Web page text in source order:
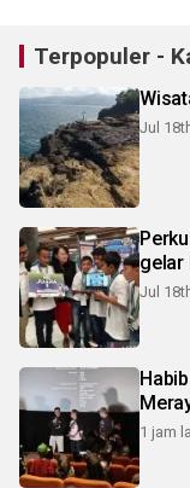
Terpopuler -
Jul
gelar
Jul
1 jam